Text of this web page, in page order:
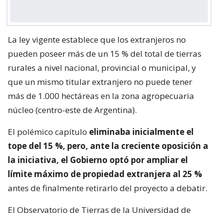
La ley vigente establece que los extranjeros no
pueden poseer más de un 15 % del total de tierras
rurales a nivel nacional, provincial o municipal, y
que un mismo titular extranjero no puede tener
más de 1.000 hectáreas en la zona agropecuaria
núcleo (centro-este de Argentina).
El polémico capítulo eliminaba inicialmente el
tope del 15 %, pero, ante la creciente oposición a
la iniciativa, el Gobierno optó por ampliar el
límite máximo de propiedad extranjera al 25 %
antes de finalmente retirarlo del proyecto a debatir.
El Observatorio de Tierras de la Universidad de